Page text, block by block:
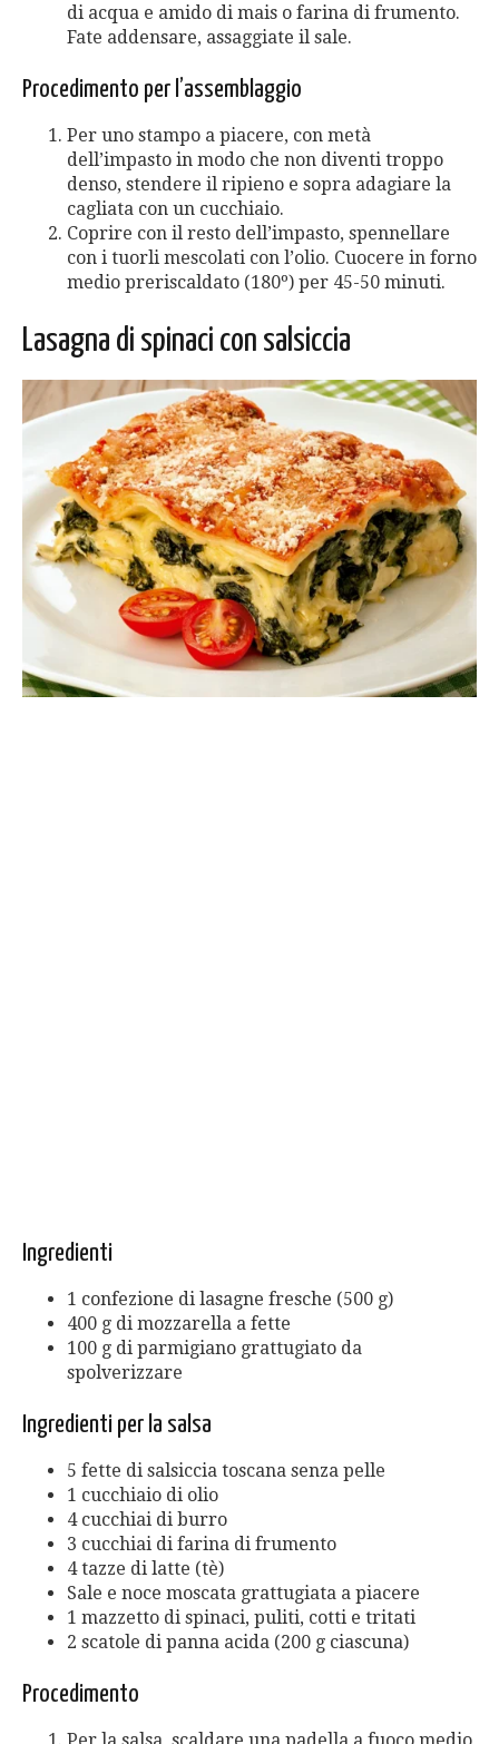
di acqua e amido di mais o farina di frumento.
Fate addensare, assaggiate il sale.
Procedimento per l’assemblaggio
Per uno stampo a piacere, con metà
dell’impasto in modo che non diventi troppo
denso, stendere il ripieno e sopra adagiare la
cagliata con un cucchiaio.
Coprire con il resto dell’impasto, spennellare
con i tuorli mescolati con l’olio. Cuocere in forno
medio preriscaldato (180º) per 45-50 minuti.
Lasagna di spinaci con salsiccia
Ingredienti
1 confezione di lasagne fresche (500 g)
400 g di mozzarella a fette
100 g di parmigiano grattugiato da
spolverizzare
Ingredienti per la salsa
5 fette di salsiccia toscana senza pelle
1 cucchiaio di olio
4 cucchiai di burro
3 cucchiai di farina di frumento
4 tazze di latte (tè)
Sale e noce moscata grattugiata a piacere
1 mazzetto di spinaci, puliti, cotti e tritati
2 scatole di panna acida (200 g ciascuna)
Procedimento